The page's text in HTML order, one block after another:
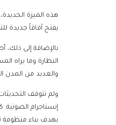
يفتح آفاقاً جديدة
النظارة وما يراه
والعديد من المدن
ولم تتوقف
إنستاجرام
بهدف بناء منظومة